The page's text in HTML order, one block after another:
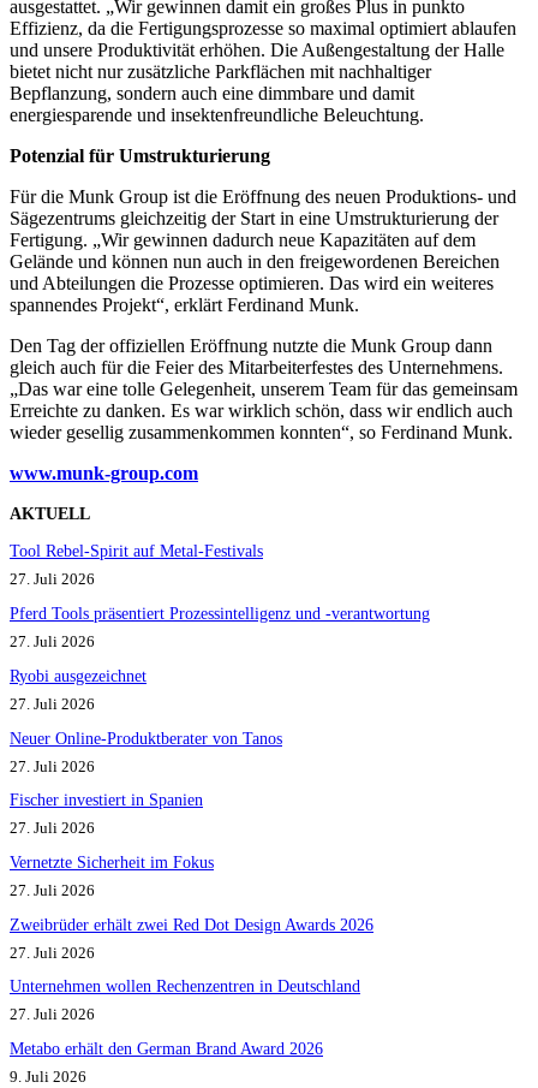
ausgestattet. „Wir gewinnen damit ein großes Plus in punkto
Effizienz, da die Fertigungsprozesse so maximal optimiert ablaufen
und unsere Produktivität erhöhen. Die Außengestaltung der Halle
bietet nicht nur zusätzliche Parkflächen mit nachhaltiger
Bepflanzung, sondern auch eine dimmbare und damit
energiesparende und insektenfreundliche Beleuchtung.
Potenzial für Umstrukturierung
Für die Munk Group ist die Eröffnung des neuen Produktions- und
Sägezentrums gleichzeitig der Start in eine Umstrukturierung der
Fertigung. „Wir gewinnen dadurch neue Kapazitäten auf dem
Gelände und können nun auch in den freigewordenen Bereichen
und Abteilungen die Prozesse optimieren. Das wird ein weiteres
spannendes Projekt“, erklärt Ferdinand Munk.
Den Tag der offiziellen Eröffnung nutzte die Munk Group dann
gleich auch für die Feier des Mitarbeiterfestes des Unternehmens.
„Das war eine tolle Gelegenheit, unserem Team für das gemeinsam
Erreichte zu danken. Es war wirklich schön, dass wir endlich auch
wieder gesellig zusammenkommen konnten“, so Ferdinand Munk.
www.munk-group.com
AKTUELL
Tool Rebel-Spirit auf Metal-Festivals
27. Juli 2026
Pferd Tools präsentiert Prozessintelligenz und -verantwortung
27. Juli 2026
Ryobi ausgezeichnet
27. Juli 2026
Neuer Online-Produktberater von Tanos
27. Juli 2026
Fischer investiert in Spanien
27. Juli 2026
Vernetzte Sicherheit im Fokus
27. Juli 2026
Zweibrüder erhält zwei Red Dot Design Awards 2026
27. Juli 2026
Unternehmen wollen Rechenzentren in Deutschland
27. Juli 2026
Metabo erhält den German Brand Award 2026
9. Juli 2026